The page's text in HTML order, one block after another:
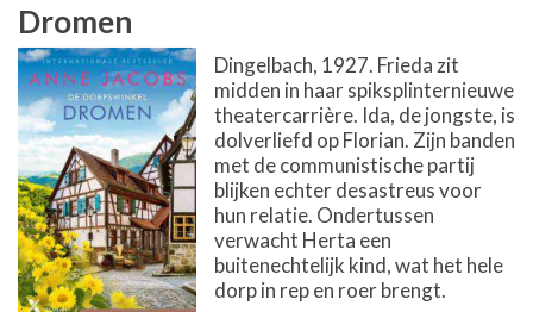
Dromen
Dingelbach, 1927. Frieda zit
midden in haar spiksplinternieuwe
theatercarrière. Ida, de jongste, is
dolverliefd op Florian. Zijn banden
met de communistische partij
blijken echter desastreus voor
hun relatie. Ondertussen
verwacht Herta een
buitenechtelijk kind, wat het hele
dorp in rep en roer brengt.